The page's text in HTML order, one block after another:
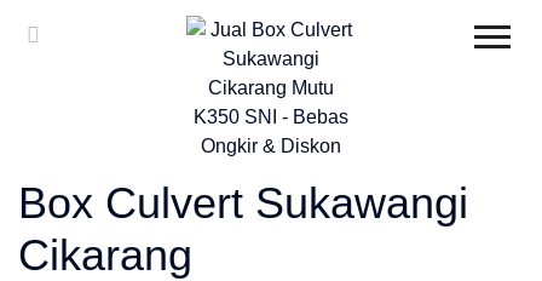
Box Culvert Sukawangi
Cikarang